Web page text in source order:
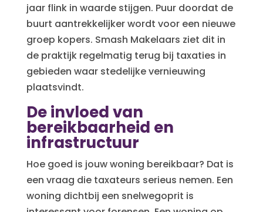
jaar flink in waarde stijgen. Puur doordat de
buurt aantrekkelijker wordt voor een nieuwe
groep kopers. Smash Makelaars ziet dit in
de praktijk regelmatig terug bij taxaties in
gebieden waar stedelijke vernieuwing
plaatsvindt.
De invloed van
bereikbaarheid en
infrastructuur
Hoe goed is jouw woning bereikbaar? Dat is
een vraag die taxateurs serieus nemen. Een
woning dichtbij een snelwegoprit is